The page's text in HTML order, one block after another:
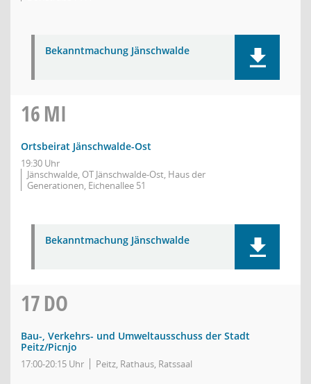
Bekanntmachung Jänschwalde
16MI
Ortsbeirat Jänschwalde-Ost
19:30 Uhr
Jänschwalde, OT Jänschwalde-Ost, Haus der
Generationen, Eichenallee 51
Bekanntmachung Jänschwalde
17DO
Bau-, Verkehrs- und Umweltausschuss der Stadt
Peitz/Picnjo
17:00-20:15 Uhr Peitz, Rathaus, Ratssaal